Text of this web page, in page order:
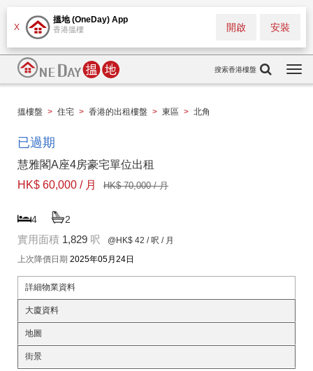
X
搵地 (OneDay) App
香港搵樓 安裝
開啟
搜索香港樓盤
搵樓盤 > 住宅 > 香港的出租樓盤 > 東區 > 北角
已過期
慧雅閣A座4房豪宅單位出租
HK$ 60,000 / 月
HK$ 70,000 / 月
4 2
實用面積 1,829 呎 @HK$ 42 / 呎 / 月
上次降價日期 2025年05月24日
詳細物業資料
大廈資料
地圖
街景